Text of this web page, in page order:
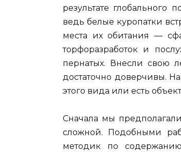
результате глобального
ведь белые куропатки
места их обитания —
торфоразработок и
пернатых. Внесли свою
достаточно доверчивы.
этого вида или есть
Сначала мы
сложной. Подобными
методик по